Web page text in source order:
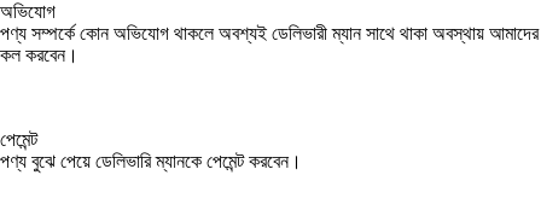
অভিযোগ
পণ্য সম্পর্কে কোন অভিযোগ থাকলে অবশ্যই ডেলিভারী ম্যান সাথে থাকা অবস্থায় আমাদের
কল করবেন।
পেমেন্ট
পণ্য বুঝে পেয়ে ডেলিভারি ম্যানকে পেমেন্ট করবেন।